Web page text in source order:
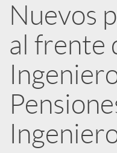
b
l
i
c
Nuevos
al frente